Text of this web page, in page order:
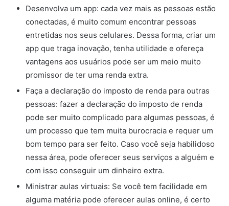
Desenvolva um app: cada vez mais as pessoas estão
conectadas, é muito comum encontrar pessoas
entretidas nos seus celulares. Dessa forma, criar um
app que traga inovação, tenha utilidade e ofereça
vantagens aos usuários pode ser um meio muito
promissor de ter uma renda extra.
Faça a declaração do imposto de renda para outras
pessoas: fazer a declaração do imposto de renda
pode ser muito complicado para algumas pessoas, é
um processo que tem muita burocracia e requer um
bom tempo para ser feito. Caso você seja habilidoso
nessa área, pode oferecer seus serviços a alguém e
com isso conseguir um dinheiro extra.
Ministrar aulas virtuais: Se você tem facilidade em
alguma matéria pode oferecer aulas online, é certo